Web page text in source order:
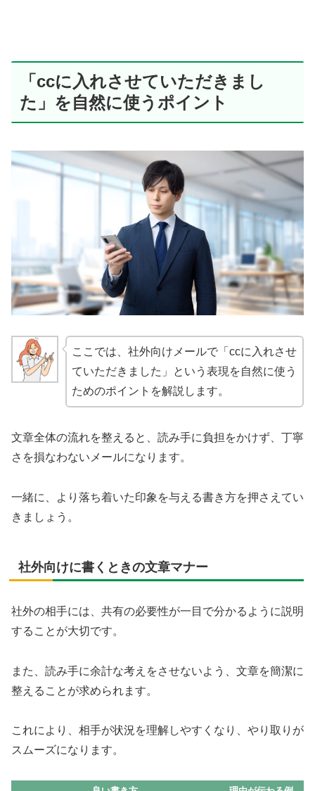
「ccに入れさせていただきまし
た」を自然に使うポイント
ここでは、社外向けメールで「ccに入れさせ
ていただきました」という表現を自然に使う
ためのポイントを解説します。
文章全体の流れを整えると、読み手に負担をかけず、丁寧
さを損なわないメールになります。
一緒に、より落ち着いた印象を与える書き方を押さえてい
きましょう。
社外向けに書くときの文章マナー
社外の相手には、共有の必要性が一目で分かるように説明
することが大切です。
また、読み手に余計な考えをさせないよう、文章を簡潔に
整えることが求められます。
これにより、相手が状況を理解しやすくなり、やり取りが
スムーズになります。